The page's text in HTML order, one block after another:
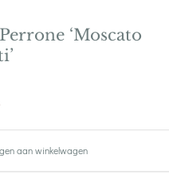
‘Moscato
aan winkelwagen